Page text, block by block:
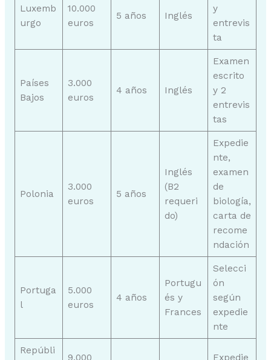
Luxemb
urgo
10.000
euros
5 años Inglés
y
entrevis
ta
Países
Bajos
3.000
euros
4 años Inglés
Examen
escrito
y 2
entrevis
tas
Polonia
3.000
euros
5 años
Inglés
(B2
requeri
do)
Expedie
nte,
examen
de
biología,
carta de
recome
ndación
Portuga
l
5.000
euros
4 años
Portugu
és y
Frances
Selecci
ón
según
expedie
nte
Repúbli
9.000 Expedie